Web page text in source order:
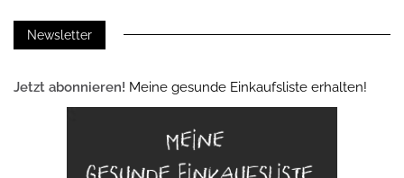
Newsletter
Jetzt abonnieren! Meine gesunde Einkaufsliste erhalten!